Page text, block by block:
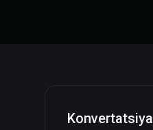
Konvertatsiya